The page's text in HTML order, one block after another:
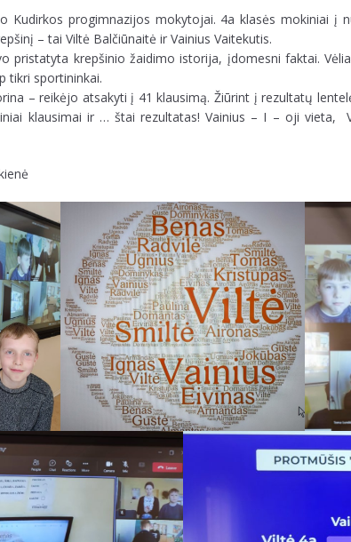
Kudirkos progimnazijos mokytojai. 4a klasės mokiniai į
– tai Viltė Balčiūnaitė ir Vainius Vaitekutis.
pristatyta krepšinio žaidimo istorija, įdomesni faktai.
tikri sportininkai.
– reikėjo atsakyti į 41 klausimą. Žiūrint į rezultatų
klausimai ir … štai rezultatas! Vainius – I – oji vieta,